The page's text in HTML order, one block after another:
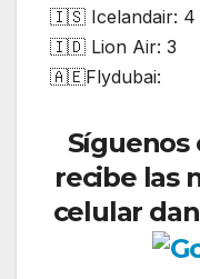
🇮🇸 Icelandair: 4
🇮🇩 Lion Air: 3
🇦🇪Flydubai:
Síguenos
recibe las
celular